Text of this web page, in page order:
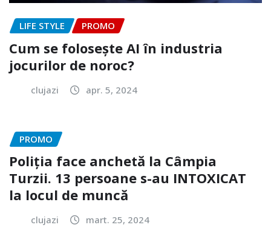
LIFE STYLE PROMO
Cum se folosește AI în industria
jocurilor de noroc?
clujazi apr. 5, 2024
PROMO
Poliția face anchetă la Câmpia
Turzii. 13 persoane s-au INTOXICAT
la locul de muncă
clujazi mart. 25, 2024